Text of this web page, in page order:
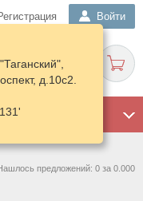
Войти
д.10с2.
предложений: 0 за 0.000